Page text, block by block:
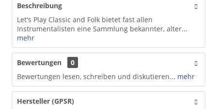
Beschreibung
Let's Play Classic and Folk bietet fast allen
Instrumentalisten eine Sammlung bekannter, alter...
mehr
Bewertungen
0
Bewertungen lesen, schreiben und diskutieren... mehr
Hersteller (GPSR)